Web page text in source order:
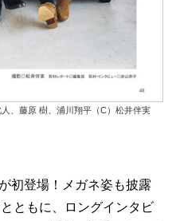
、藤原 樹、浦川翔平（C）松井伴実
初登場！メガネ姿も披露
ともに、ロングインタビ